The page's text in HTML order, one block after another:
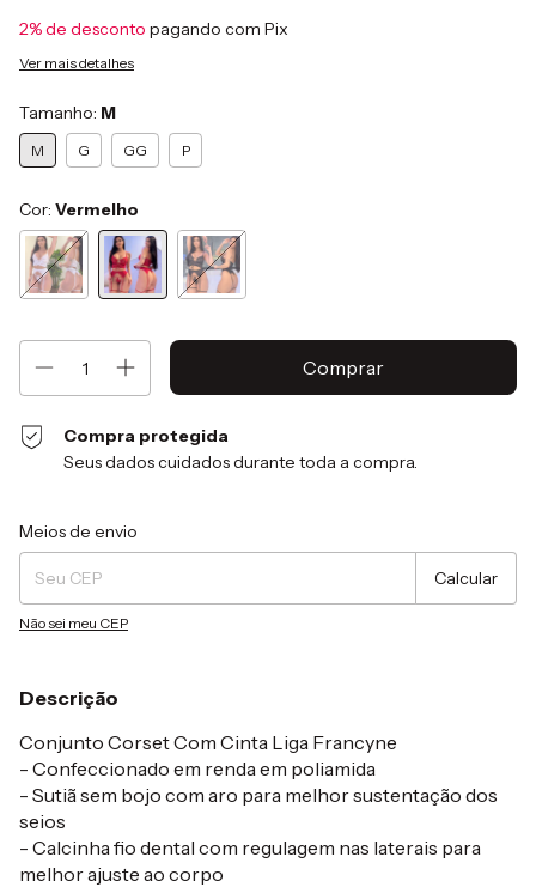
2% de desconto pagando com Pix
Ver mais detalhes
Tamanho: M
M G GG P
Cor: Vermelho
Compra protegida
Seus dados cuidados durante toda a compra.
Entregas para o CEP:
Meios de envio
Calcular
Não sei meu CEP
Descrição
Conjunto Corset Com Cinta Liga Francyne
- Confeccionado em renda em poliamida
- Sutiã sem bojo com aro para melhor sustentação dos
seios
- Calcinha fio dental com regulagem nas laterais para
melhor ajuste ao corpo